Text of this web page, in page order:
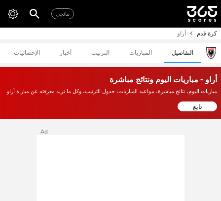
نتائجي
كرة قدم أراو
التفاصيل المباريات الترتيب أخبار الإحصائيات
أراو - مباريات اليوم ونتائج مباشرة
مباريات اليوم، نتائج مباشرة، مواعيد المباريات، جدول الترتيب، وكل ما تريد معرفته عن مباراة أراو
تابع
Ad